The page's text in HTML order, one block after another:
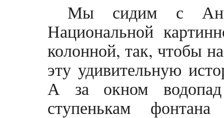
Мы сидим с
Национальной
колонной, так, чтобы
эту удивительную
А за окном
ступенькам